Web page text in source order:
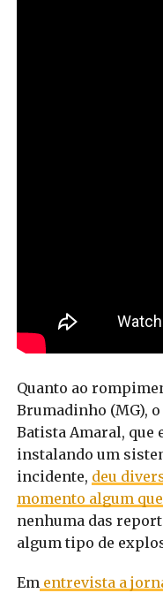
Quanto ao
Brumadinho (MG),
Batista Amaral, que
instalando um
incidente, deu
momento algum
nenhuma das
algum tipo de
Ementrevista a